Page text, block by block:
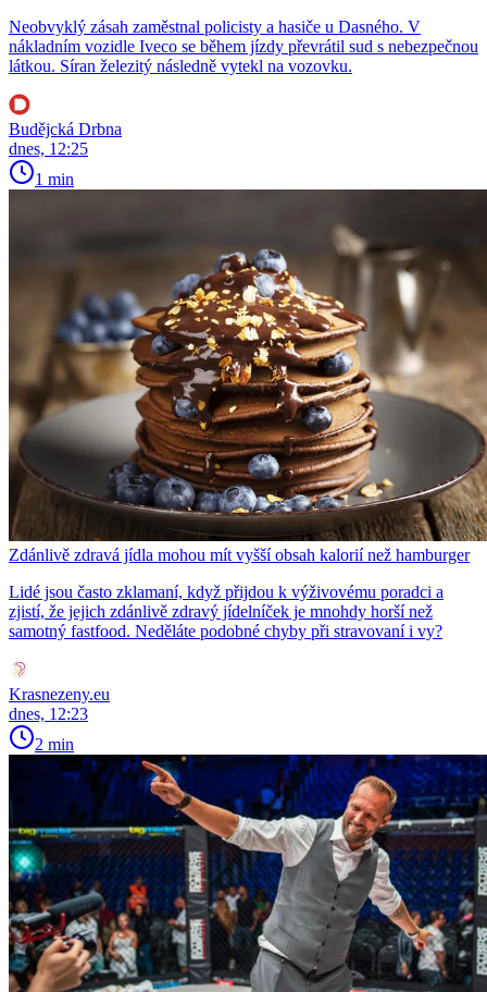
Neobvyklý zásah zaměstnal policisty a hasiče u Dasného. V
nákladním vozidle Iveco se během jízdy převrátil sud s nebezpečnou
látkou. Síran železitý následně vytekl na vozovku.
Budějcká Drbna
dnes, 12:25
1 min
Zdánlivě zdravá jídla mohou mít vyšší obsah kalorií než hamburger
Lidé jsou často zklamaní, když přijdou k výživovému poradci a
zjistí, že jejich zdánlivě zdravý jídelníček je mnohdy horší než
samotný fastfood. Neděláte podobné chyby při stravovaní i vy?
Krasnezeny.eu
dnes, 12:23
2 min